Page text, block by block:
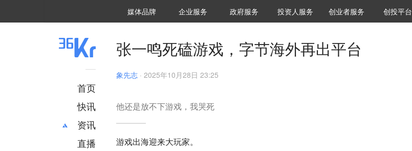
媒体品牌 36Kr研究院
企业服务 城市之窗
政府服务 VClub投资机构库
投资机构职位推介
投资人服务 创投氪堂
创业者服务 创投平台
首页
快讯
资讯
推荐
直播
张一鸣死磕游戏，字节海外再出平台
象先志 · 2025年10月28日 23:25
他还是放不下游戏，我哭死
游戏出海迎来大玩家。